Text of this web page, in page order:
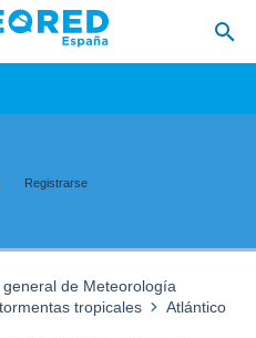
Registrarse
general de Meteorología
tropicales
Atlántico